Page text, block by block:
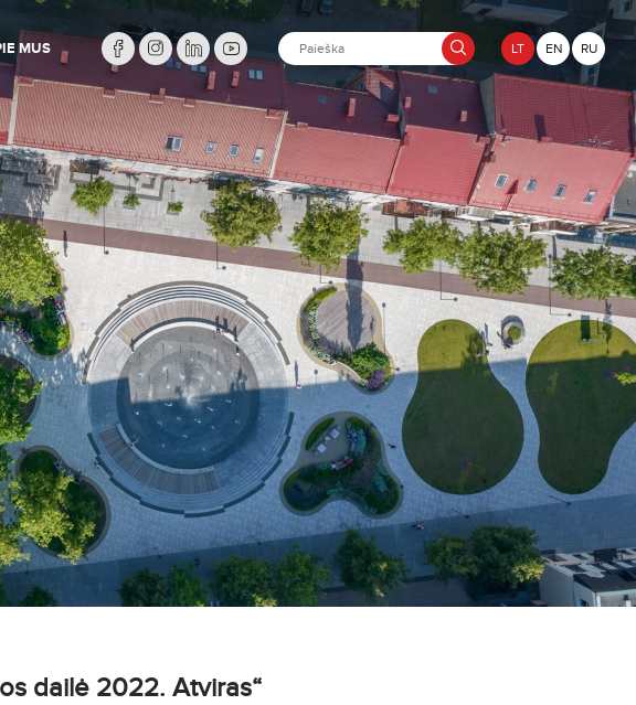
MUS LT EN RU
dailė 2022. Atviras“